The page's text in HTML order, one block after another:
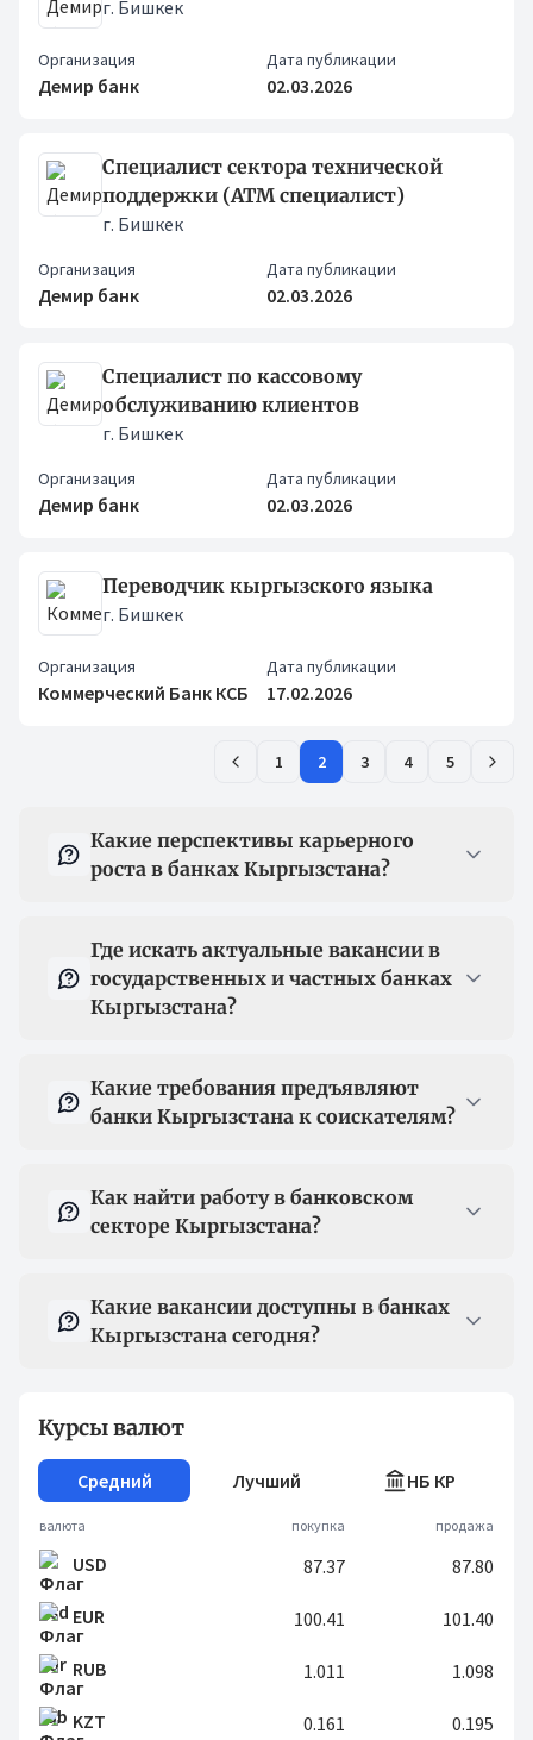
г. Бишкек
Организация
Демир банк
Дата публикации
02.03.2026
Специалист сектора технической
поддержки (АТМ специалист)
г. Бишкек
Организация
Демир банк
Дата публикации
02.03.2026
Специалист по кассовому
обслуживанию клиентов
г. Бишкек
Организация
Демир банк
Дата публикации
02.03.2026
Переводчик кыргызского языка
г. Бишкек
Организация
Коммерческий Банк КСБ
Дата публикации
17.02.2026
1 2 3 4 5
Какие перспективы карьерного
роста в банках Кыргызстана?
Где искать актуальные вакансии в
государственных и частных банках
Кыргызстана?
Какие требования предъявляют
банки Кыргызстана к соискателям?
Как найти работу в банковском
секторе Кыргызстана?
Какие вакансии доступны в банках
Кыргызстана сегодня?
Курсы валют
Средний Лучший НБ КР
валюта покупка продажа
USD 87.37 87.80
EUR 100.41 101.40
RUB 1.011 1.098
KZT 0.161 0.195